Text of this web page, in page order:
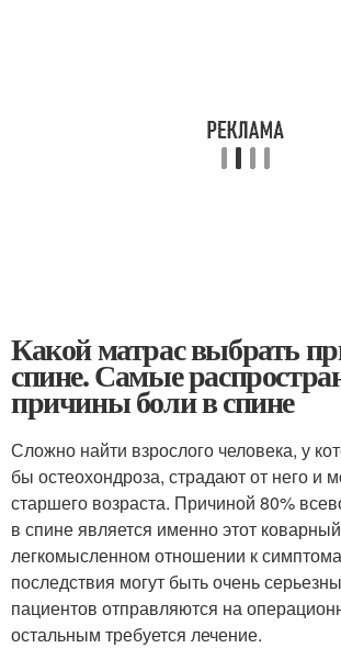
Какой матрас выбрать
спине. Самые
причины боли в спине
Сложно найти взрослого человека, у
бы остеохондроза, страдают от него и
старшего возраста. Причиной 80%
в спине является именно этот
легкомысленном отношении к
последствия могут быть очень
пациентов отправляются на
остальным требуется лечение.